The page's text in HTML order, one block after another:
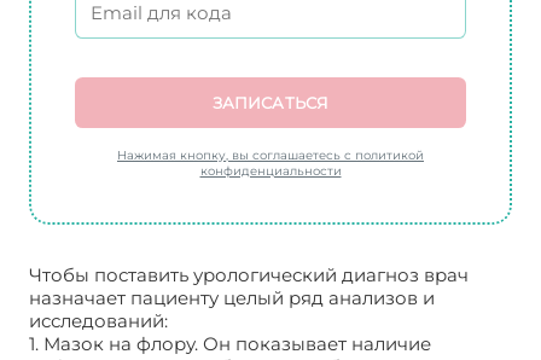
ЗАПИСАТЬСЯ
Нажимая кнопку, вы соглашаетесь с политикой
конфиденциальности
Чтобы поставить урологический диагноз врач
назначает пациенту целый ряд анализов и
исследований:
1. Мазок на флору. Он показывает наличие